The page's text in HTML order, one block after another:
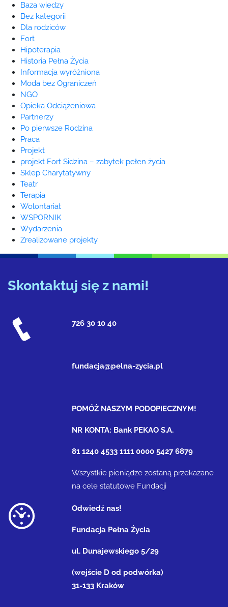
Baza wiedzy
Bez kategorii
Dla rodziców
Fort
Hipoterapia
Historia Pełna Życia
Informacja wyróżniona
Moda bez Ograniczeń
NGO
Opieka Odciążeniowa
Partnerzy
Po pierwsze Rodzina
Praca
Projekt
projekt Fort Sidzina – zabytek pełen życia
Sklep Charytatywny
Teatr
Terapia
Wolontariat
WSPORNIK
Wydarzenia
Zrealizowane projekty
Skontaktuj się z nami!
726 30 10 40
fundacja@pelna-zycia.pl
POMÓŻ NASZYM PODOPIECZNYM!
NR KONTA: Bank PEKAO S.A.
81 1240 4533 1111 0000 5427 6879
Wszystkie pieniądze zostaną przekazane
na cele statutowe Fundacji
Odwiedź nas!
Fundacja Pełna Życia
ul. Dunajewskiego 5/29
(wejście D od podwórka)
31-133 Kraków